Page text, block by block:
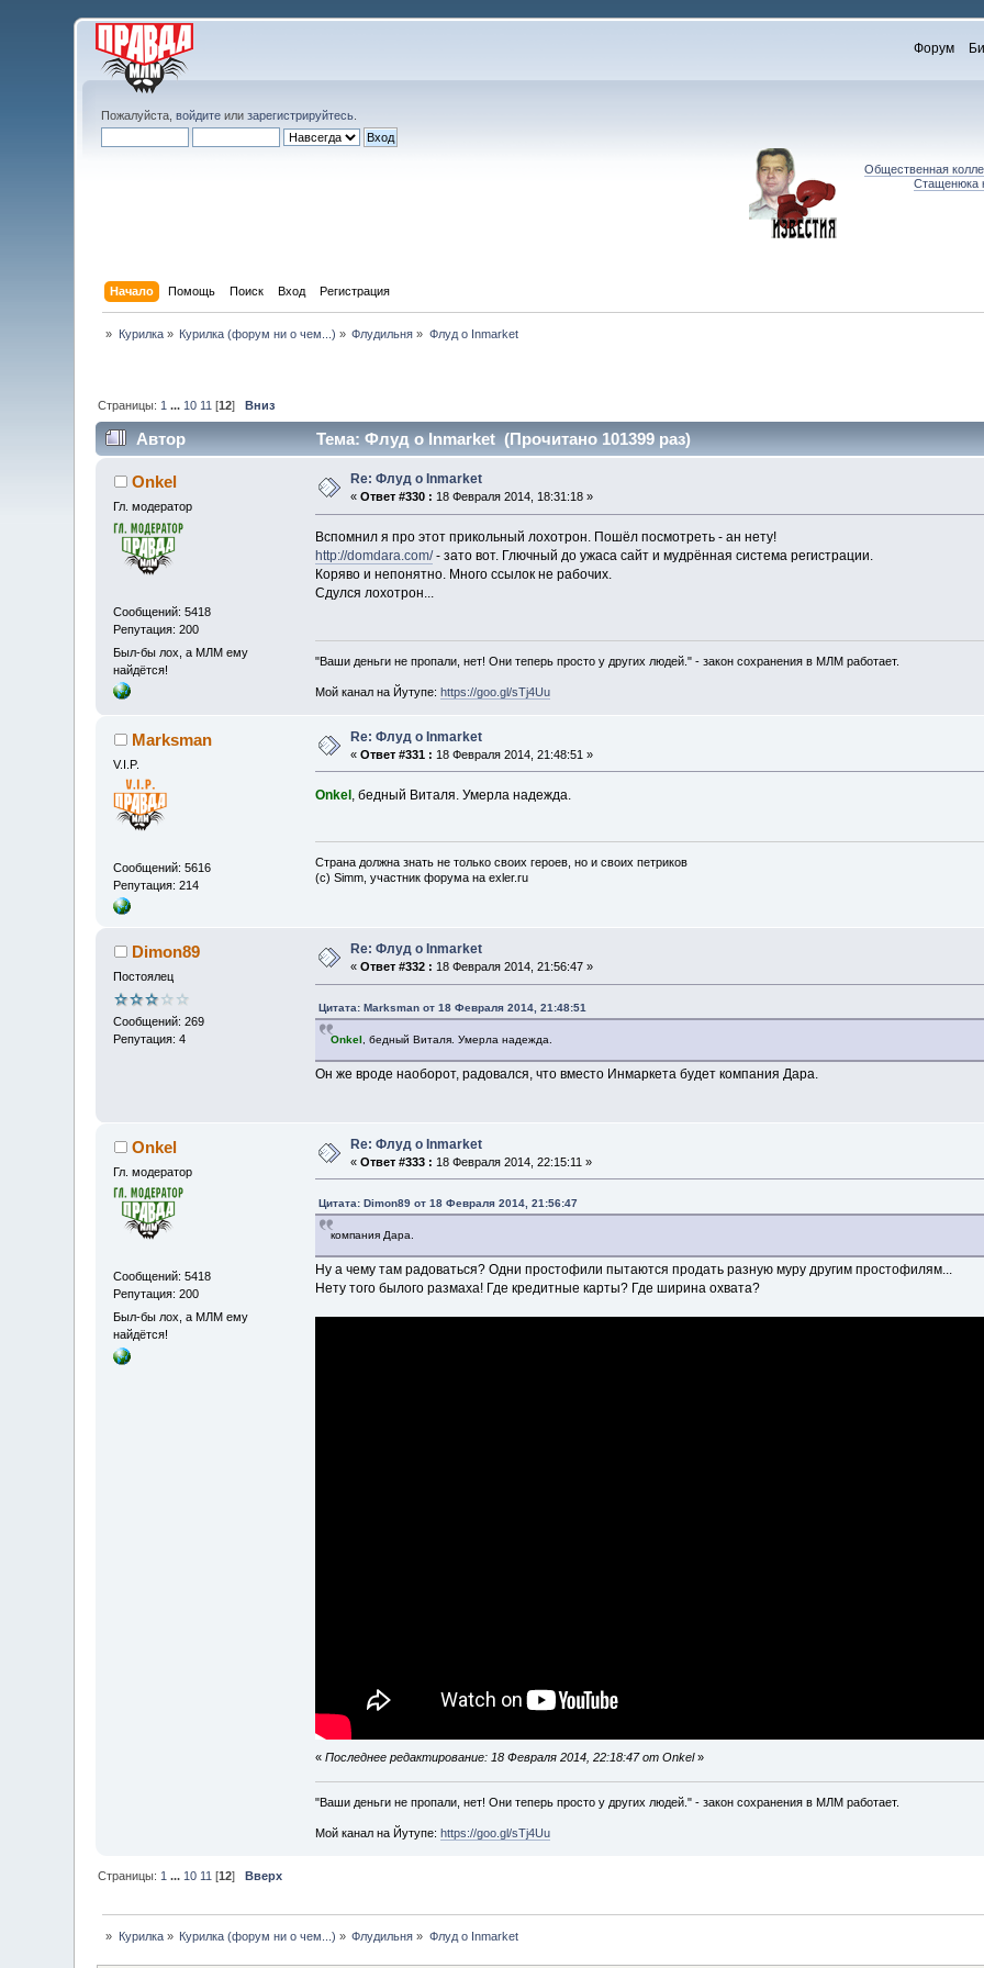
Форум
Пожалуйста,войдите илизарегистрируйтесь
Общественная
Стащенюка
Начало Помощь Поиск Вход Регистрация
» Курилка» Курилка (форум ни о чем...) » Флудильня » Флуд о Inmarket
Страницы: 1 ... 10 11 [12]Вниз
Автор Тема: Флуд о Inmarket (Прочитано 101399 раз)
Onkel
Гл. модератор
Сообщений: 5418
Репутация: 200
Был-бы лох, а МЛМ ему
найдётся!
Re: Флуд о Inmarket
«Ответ #330 : 18 Февраля 2014, 18:31:18 »
Вспомнил я про этот прикольный лохотрон. Пошёл посмотреть - ан нету!
http://domdara.com/- зато вот. Глючный до ужаса сайт и мудрённая система регистрации.
Коряво и непонятно. Много ссылок не рабочих.
Сдулся лохотрон...
"Ваши деньги не пропали, нет! Они теперь просто у других людей." - закон сохранения в МЛМ работает.
Мой канал на Йутупе: https://goo.gl/sTj4Uu
Marksman
V.I.P.
Сообщений: 5616
Репутация: 214
Re: Флуд о Inmarket
«Ответ #331 : 18 Февраля 2014, 21:48:51 »
Onkel, бедный Виталя. Умерла надежда.
Страна должна знать не только своих героев, но и своих петриков
(c) Simm, участник форума на exler.ru
Dimon89
Постоялец
Сообщений: 269
Репутация: 4
Re: Флуд о Inmarket
«Ответ #332 : 18 Февраля 2014, 21:56:47 »
Цитата: Marksman от 18 Февраля 2014, 21:48:51
Onkel, бедный Виталя. Умерла надежда.
Он же вроде наоборот, радовался, что вместо Инмаркета будет компания Дара.
Onkel
Гл. модератор
Сообщений: 5418
Репутация: 200
Был-бы лох, а МЛМ ему
найдётся!
Re: Флуд о Inmarket
«Ответ #333 : 18 Февраля 2014, 22:15:11 »
Цитата: Dimon89 от 18 Февраля 2014, 21:56:47
компания Дара.
Ну а чему там радоваться? Одни простофили пытаются продать разную муру другим простофилям...
Нету того былого размаха! Где кредитные карты? Где ширина охвата?
« Последнее редактирование: 18 Февраля 2014, 22:18:47 от Onkel»
"Ваши деньги не пропали, нет! Они теперь просто у других людей." - закон сохранения в МЛМ работает.
Мой канал на Йутупе: https://goo.gl/sTj4Uu
Страницы: 1 ... 10 11 [12]Вверх
» Курилка» Курилка (форум ни о чем...) » Флудильня » Флуд о Inmarket